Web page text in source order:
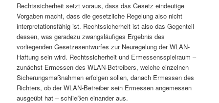
Rechtssicherheit setzt voraus, dass das Gesetz eindeutige
Vorgaben macht, dass die gesetzliche Regelung also nicht
interpretationsfähig ist. Rechtssicherheit ist also das Gegenteil
dessen, was geradezu zwangsläufiges Ergebnis des
vorliegenden Gesetzesentwurfes zur Neuregelung der WLAN-
Haftung sein wird. Rechtssicherheit und Ermessensspielraum –
zunächst Ermessen des WLAN-Betreibers, welche einzelnen
Sicherungsmaßnahmen erfolgen sollen, danach Ermessen des
Richters, ob der WLAN-Betreiber sein Ermessen angemessen
ausgeübt hat – schließen einander aus.